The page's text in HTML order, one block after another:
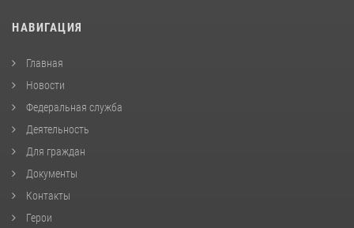
НАВИГАЦИЯ
Главная
Новости
Федеральная служба
Деятельность
Для граждан
Документы
Контакты
Герои